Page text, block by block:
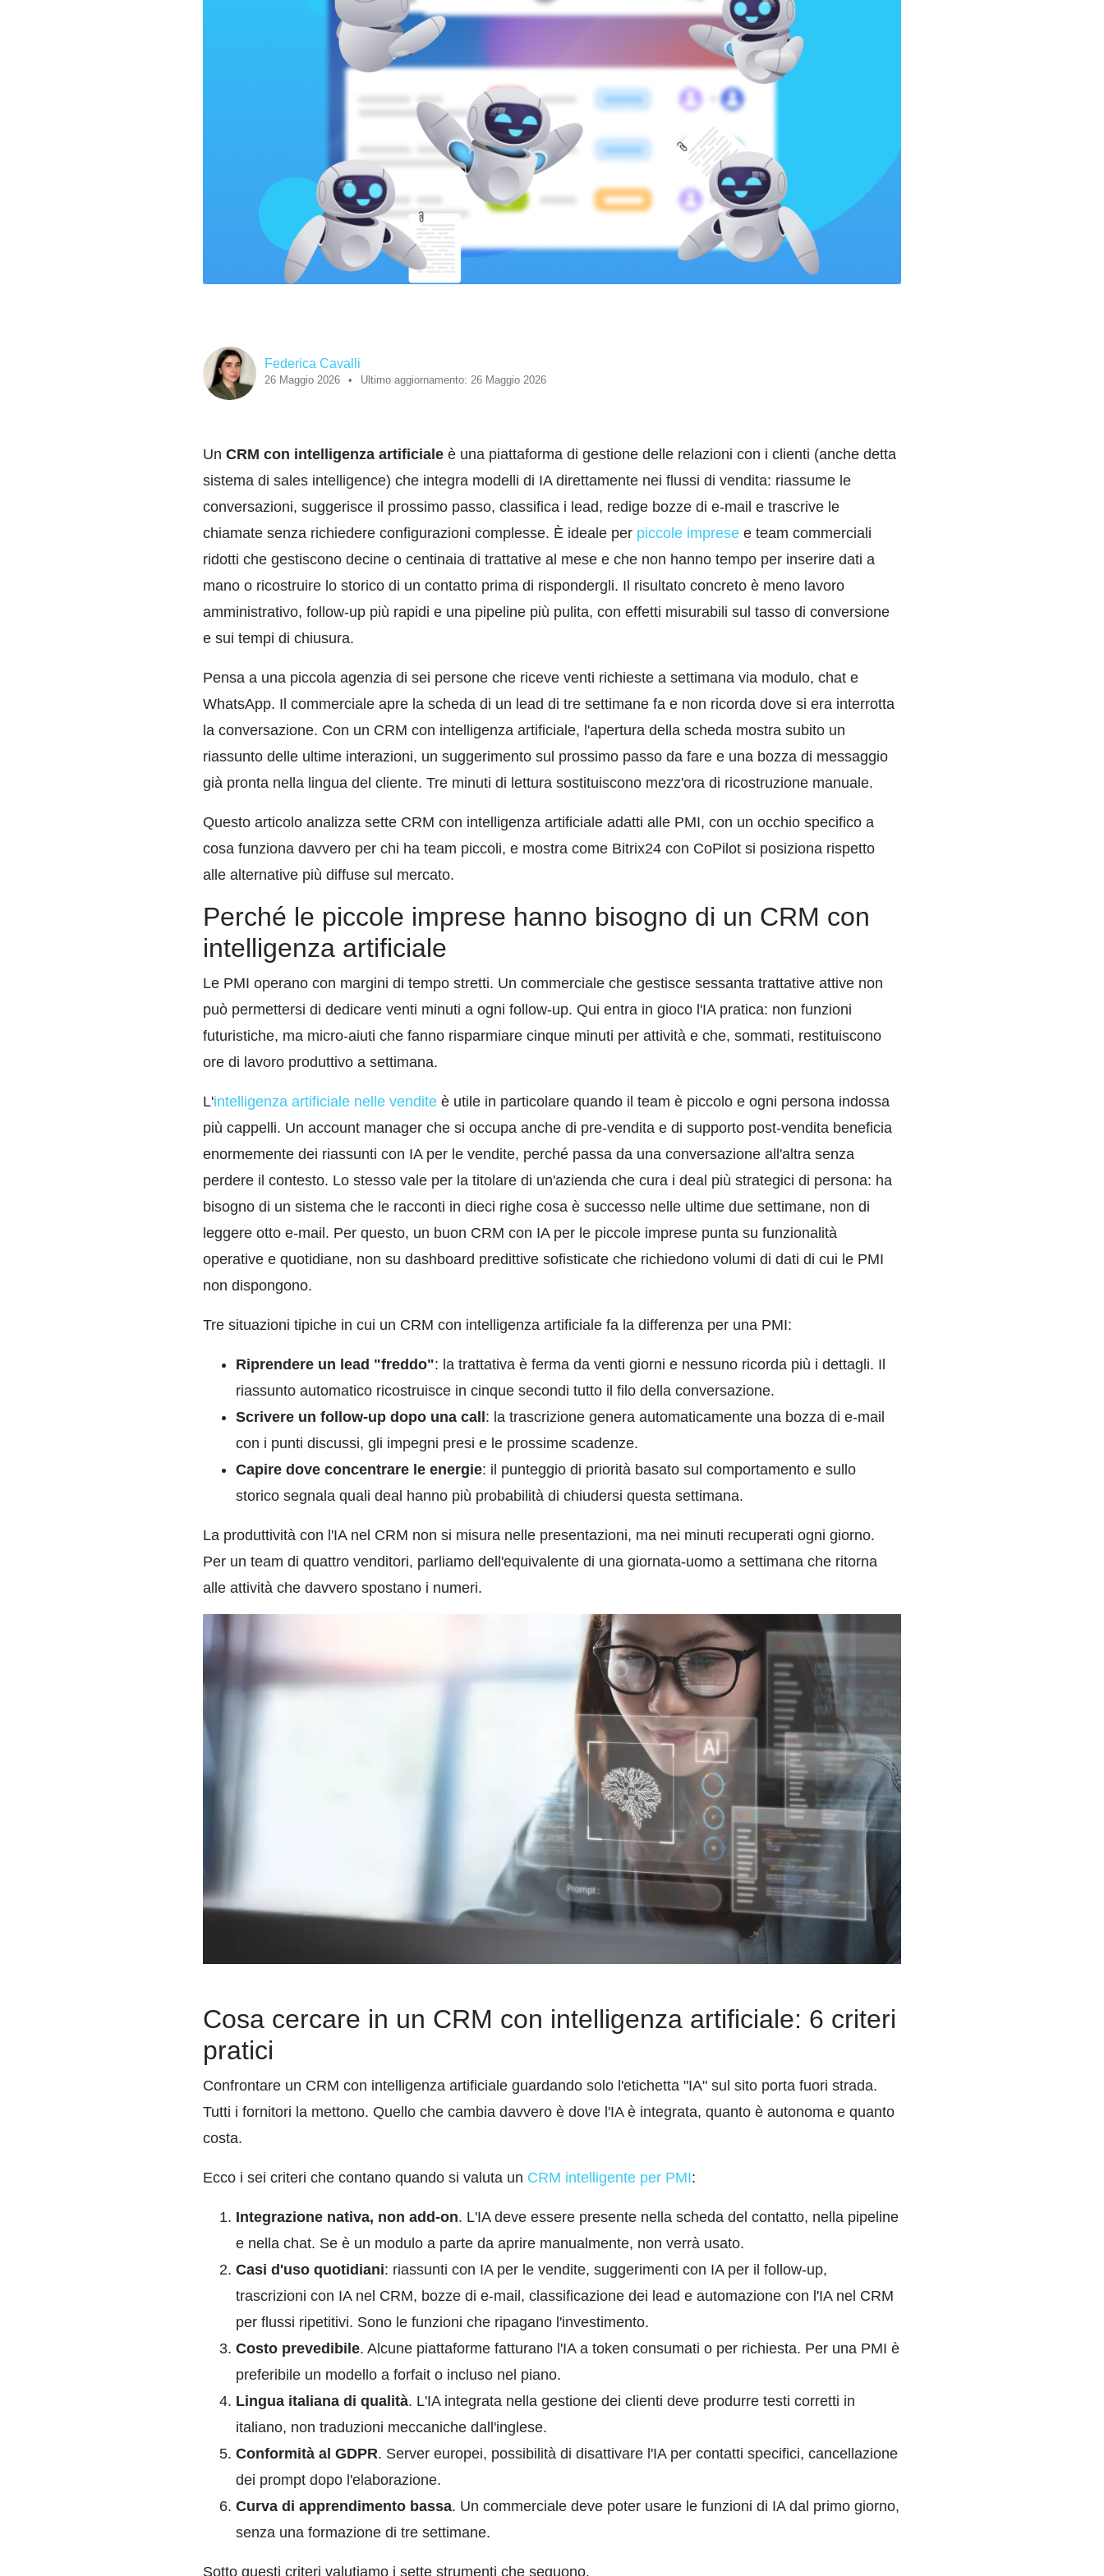
Federica Cavalli
26 Maggio 2026 Ultimo aggiornamento: 26 Maggio 2026
Un CRM con intelligenza artificiale è una piattaforma di gestione delle relazioni con i clienti (anche detta
sistema di sales intelligence) che integra modelli di IA direttamente nei flussi di vendita: riassume le
conversazioni, suggerisce il prossimo passo, classifica i lead, redige bozze di e-mail e trascrive le
chiamate senza richiedere configurazioni complesse. È ideale per piccole imprese e team commerciali
ridotti che gestiscono decine o centinaia di trattative al mese e che non hanno tempo per inserire dati a
mano o ricostruire lo storico di un contatto prima di rispondergli. Il risultato concreto è meno lavoro
amministrativo, follow-up più rapidi e una pipeline più pulita, con effetti misurabili sul tasso di conversione
e sui tempi di chiusura.
Pensa a una piccola agenzia di sei persone che riceve venti richieste a settimana via modulo, chat e
WhatsApp. Il commerciale apre la scheda di un lead di tre settimane fa e non ricorda dove si era interrotta
la conversazione. Con un CRM con intelligenza artificiale, l'apertura della scheda mostra subito un
riassunto delle ultime interazioni, un suggerimento sul prossimo passo da fare e una bozza di messaggio
già pronta nella lingua del cliente. Tre minuti di lettura sostituiscono mezz'ora di ricostruzione manuale.
Questo articolo analizza sette CRM con intelligenza artificiale adatti alle PMI, con un occhio specifico a
cosa funziona davvero per chi ha team piccoli, e mostra come Bitrix24 con CoPilot si posiziona rispetto
alle alternative più diffuse sul mercato.
Perché le piccole imprese hanno bisogno di un CRM con
intelligenza artificiale
Le PMI operano con margini di tempo stretti. Un commerciale che gestisce sessanta trattative attive non
può permettersi di dedicare venti minuti a ogni follow-up. Qui entra in gioco l'IA pratica: non funzioni
futuristiche, ma micro-aiuti che fanno risparmiare cinque minuti per attività e che, sommati, restituiscono
ore di lavoro produttivo a settimana.
L'intelligenza artificiale nelle vendite è utile in particolare quando il team è piccolo e ogni persona indossa
più cappelli. Un account manager che si occupa anche di pre-vendita e di supporto post-vendita beneficia
enormemente dei riassunti con IA per le vendite, perché passa da una conversazione all'altra senza
perdere il contesto. Lo stesso vale per la titolare di un'azienda che cura i deal più strategici di persona: ha
bisogno di un sistema che le racconti in dieci righe cosa è successo nelle ultime due settimane, non di
leggere otto e-mail. Per questo, un buon CRM con IA per le piccole imprese punta su funzionalità
operative e quotidiane, non su dashboard predittive sofisticate che richiedono volumi di dati di cui le PMI
non dispongono.
Tre situazioni tipiche in cui un CRM con intelligenza artificiale fa la differenza per una PMI:
Riprendere un lead "freddo": la trattativa è ferma da venti giorni e nessuno ricorda più i dettagli. Il
riassunto automatico ricostruisce in cinque secondi tutto il filo della conversazione.
Scrivere un follow-up dopo una call : la trascrizione genera automaticamente una bozza di e-mail
con i punti discussi, gli impegni presi e le prossime scadenze.
Capire dove concentrare le energie: il punteggio di priorità basato sul comportamento e sullo
storico segnala quali deal hanno più probabilità di chiudersi questa settimana.
La produttività con l'IA nel CRM non si misura nelle presentazioni, ma nei minuti recuperati ogni giorno.
Per un team di quattro venditori, parliamo dell'equivalente di una giornata-uomo a settimana che ritorna
alle attività che davvero spostano i numeri.
Cosa cercare in un CRM con intelligenza artificiale: 6 criteri
pratici
Confrontare un CRM con intelligenza artificiale guardando solo l'etichetta "IA" sul sito porta fuori strada.
Tutti i fornitori la mettono. Quello che cambia davvero è dove l'IA è integrata, quanto è autonoma e quanto
costa.
Ecco i sei criteri che contano quando si valuta un CRM intelligente per PMI:
Integrazione nativa, non add-on. L'IA deve essere presente nella scheda del contatto, nella pipeline
e nella chat. Se è un modulo a parte da aprire manualmente, non verrà usato.
Casi d'uso quotidiani: riassunti con IA per le vendite, suggerimenti con IA per il follow-up,
trascrizioni con IA nel CRM, bozze di e-mail, classificazione dei lead e automazione con l'IA nel CRM
per flussi ripetitivi. Sono le funzioni che ripagano l'investimento.
Costo prevedibile. Alcune piattaforme fatturano l'IA a token consumati o per richiesta. Per una PMI è
preferibile un modello a forfait o incluso nel piano.
Lingua italiana di qualità. L'IA integrata nella gestione dei clienti deve produrre testi corretti in
italiano, non traduzioni meccaniche dall'inglese.
Conformità al GDPR. Server europei, possibilità di disattivare l'IA per contatti specifici, cancellazione
dei prompt dopo l'elaborazione.
Curva di apprendimento bassa. Un commerciale deve poter usare le funzioni di IA dal primo giorno,
senza una formazione di tre settimane.
Sotto questi criteri valutiamo i sette strumenti che seguono.